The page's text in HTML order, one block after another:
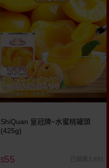
ShiQuan 皇冠牌~水蜜桃罐頭
(425g)
$55 已銷售3,891